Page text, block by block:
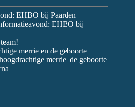
EHBO bij Paarden
EHBO bij
merrie en de geboorte
merrie, de geboorte